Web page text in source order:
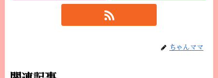
ちゃんママ